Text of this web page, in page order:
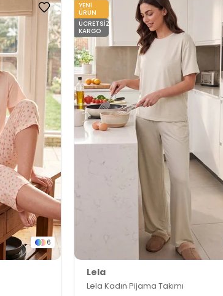
6
Lela
Lela Kadın Pijama Takımı
YENI
ÜRÜN
ÜCRETSIZ
KARGO